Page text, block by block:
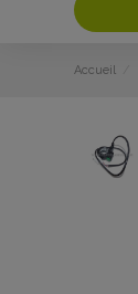
Accueil